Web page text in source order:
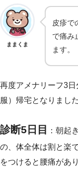
ままくま
皮疹で
で痛み
ます。
再度アメナリーフ3
服）帰宅となりまし
診断5日目
：朝起
の、体全体は割と楽
をつけると腰痛があ